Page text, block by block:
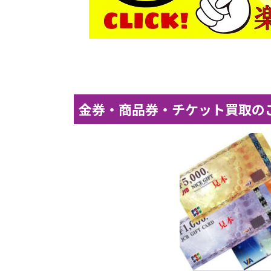
金券・商品券・チケット買取の